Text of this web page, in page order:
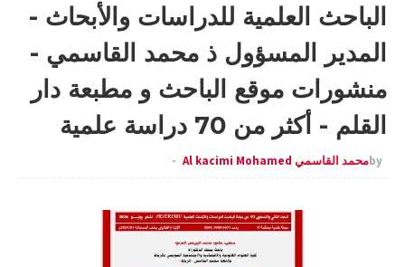
الباحث العلمية للدراسات والأبحاث -
المدير المسؤول ذ محمد القاسمي -
منشورات موقع الباحث و مطبعة دار
القلم - أكثر من 70 دراسة علمية
byمحمد القاسمي Al kacimi Mohamed